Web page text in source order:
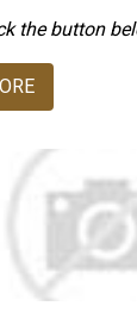
the button